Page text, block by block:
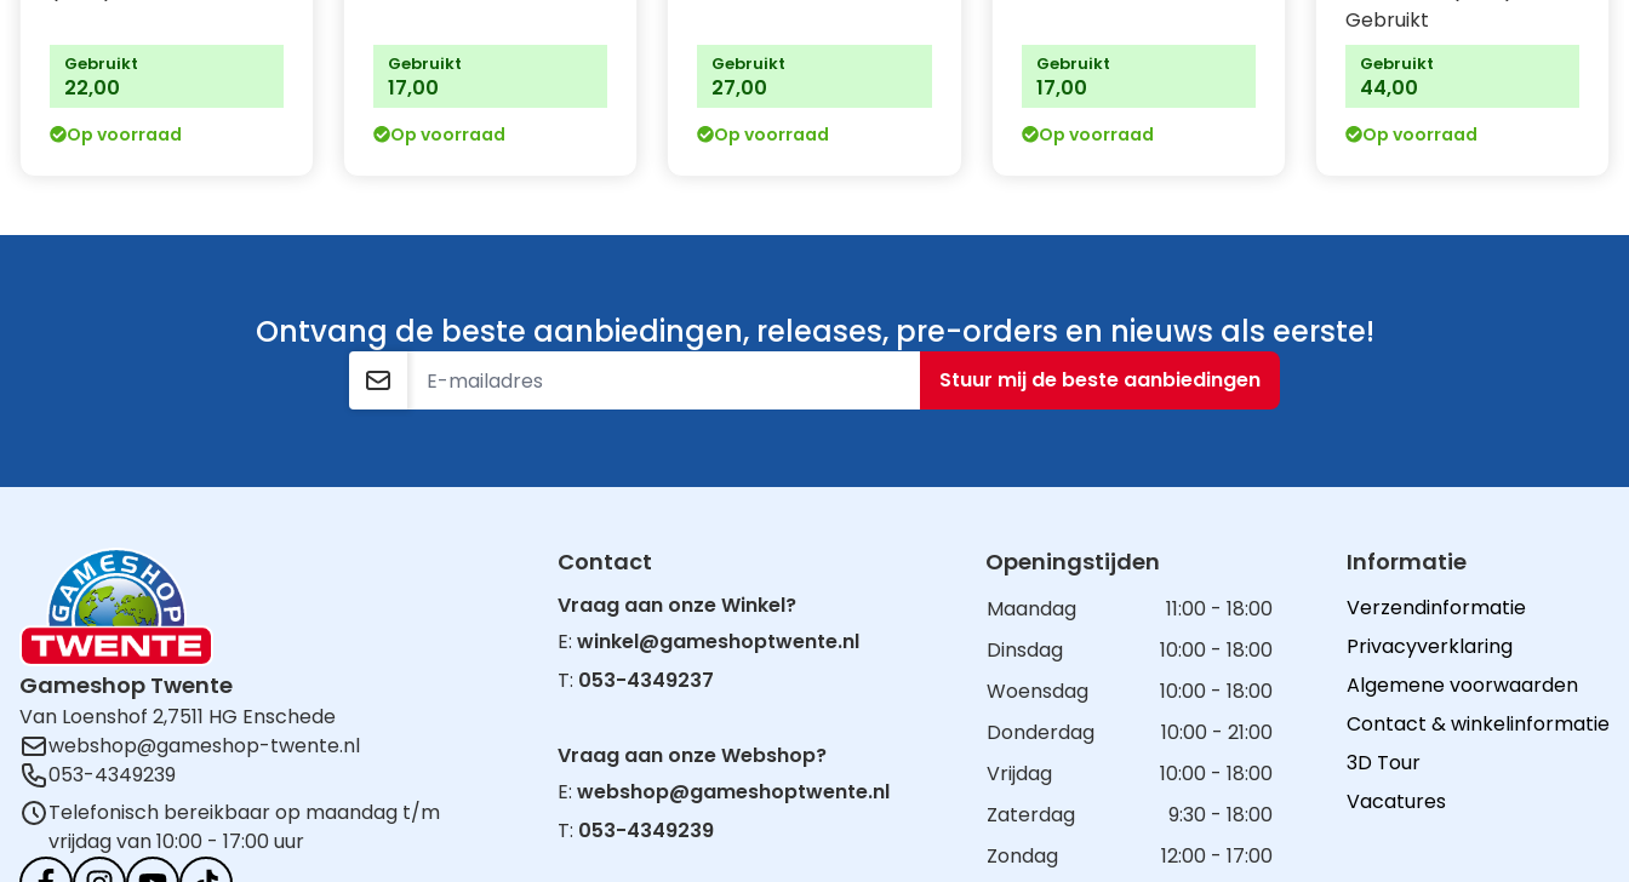
Gebruikt
22,00
Op voorraad
Gebruikt
17,00
Op voorraad
Gebruikt
27,00
Op voorraad
Gebruikt
17,00
Op voorraad
Gebruikt
Gebruikt
44,00
Op voorraad
Ontvang de beste aanbiedingen, releases, pre-orders en nieuws als eerste!
E-mailadres
Stuur mij de beste aanbiedingen
Gameshop Twente
Van Loenshof 2,7511 HG Enschede
webshop@gameshop-twente.nl
053-4349239
Telefonisch bereikbaar op maandag t/m
vrijdag van 10:00 - 17:00 uur
Contact
Vraag aan onze Winkel?
E:winkel@gameshoptwente.nl
T: 053-4349237
Vraag aan onze Webshop?
E:webshop@gameshoptwente.nl
T: 053-4349239
Openingstijden
Maandag
11:00 - 18:00
Dinsdag
10:00 - 18:00
Woensdag
10:00 - 18:00
Donderdag
10:00 - 21:00
Vrijdag
10:00 - 18:00
Zaterdag
9:30 - 18:00
Zondag
12:00 - 17:00
Informatie
Verzendinformatie
Privacyverklaring
Algemene voorwaarden
Contact & winkelinformatie
3D Tour
Vacatures